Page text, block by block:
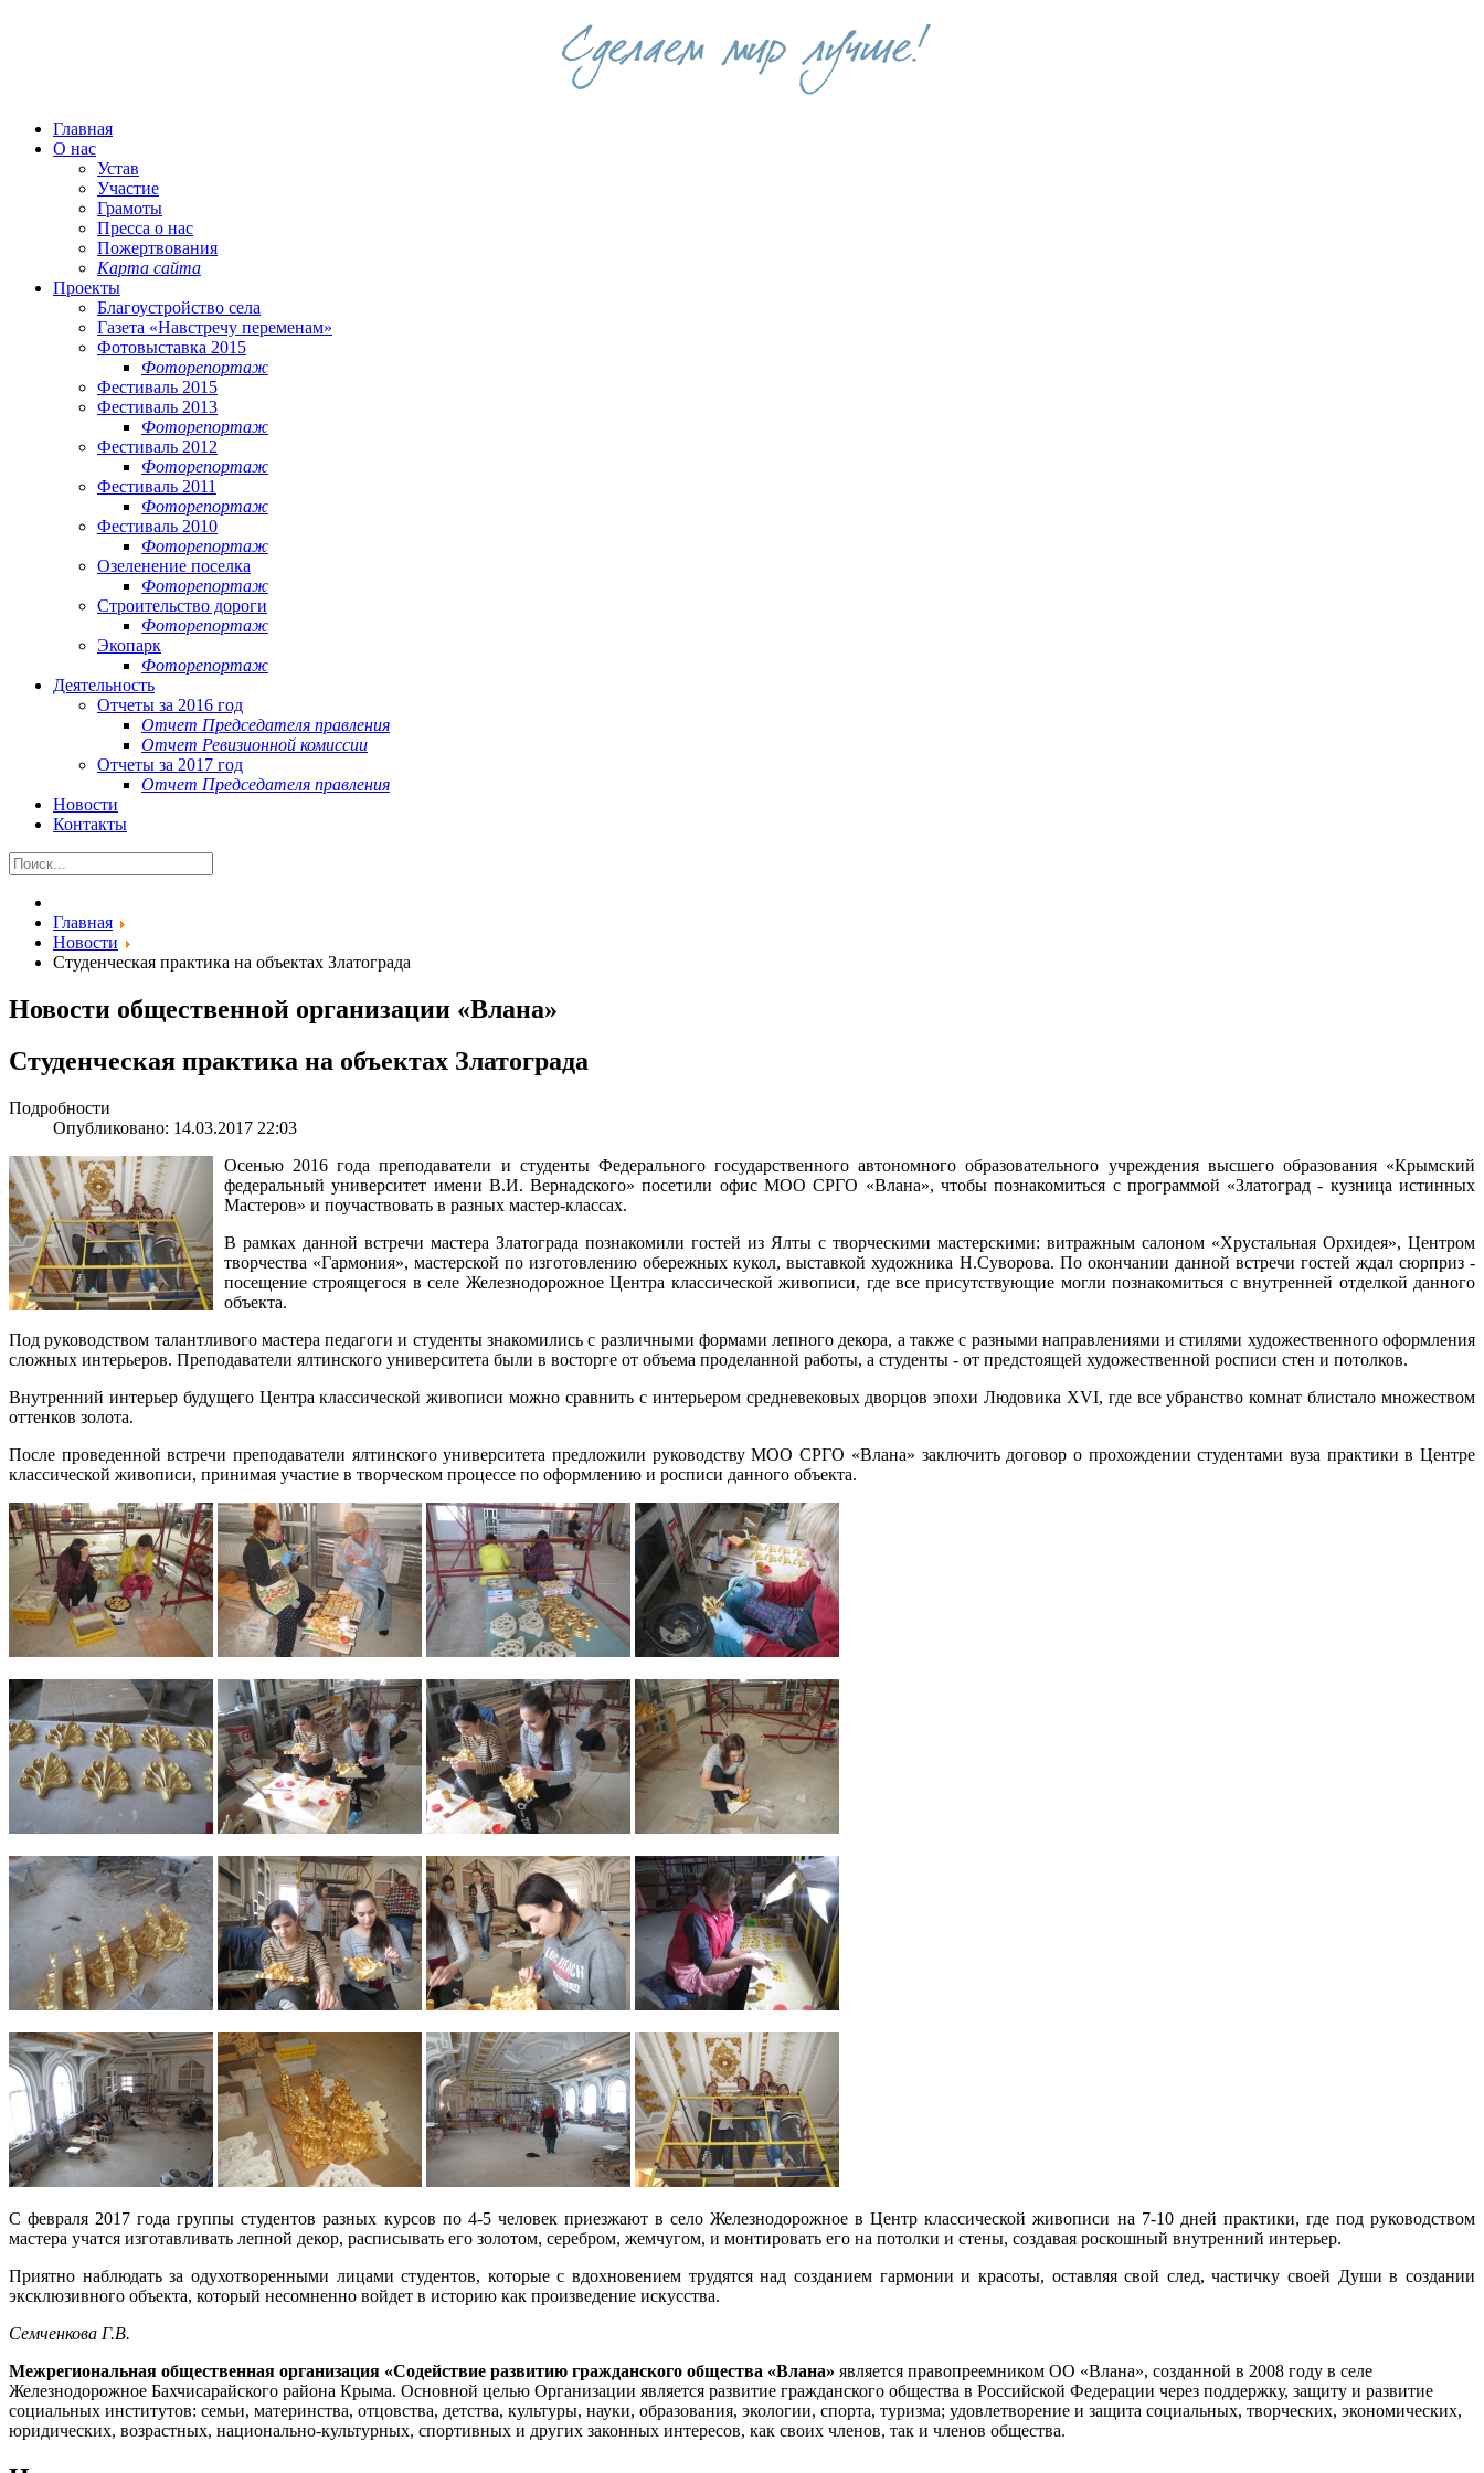
Главная
О нас
Устав
Участие
Грамоты
Пресса о нас
Пожертвования
Карта сайта
Проекты
Благоустройство села
Газета «Навстречу переменам»
Фотовыставка 2015
Фоторепортаж
Фестиваль 2015
Фестиваль 2013
Фоторепортаж
Фестиваль 2012
Фоторепортаж
Фестиваль 2011
Фоторепортаж
Фестиваль 2010
Фоторепортаж
Озеленение поселка
Фоторепортаж
Строительство дороги
Фоторепортаж
Экопарк
Фоторепортаж
Деятельность
Отчеты за 2016 год
Отчет Председателя правления
Отчет Ревизионной комиссии
Отчеты за 2017 год
Отчет Председателя правления
Новости
Контакты
Главная
Новости
Студенческая практика на объектах Златограда
Новости общественной организации «Влана»
Студенческая практика на объектах Златограда
Подробности
Опубликовано: 14.03.2017 22:03
Осенью 2016 года преподаватели и студенты Федерального государственного автономного образовательного учреждения высшего образования «Крымский
федеральный университет имени В.И. Вернадского» посетили офис МОО СРГО «Влана», чтобы познакомиться с программой «Златоград - кузница истинных
Мастеров» и поучаствовать в разных мастер-классах.
В рамках данной встречи мастера Златограда познакомили гостей из Ялты с творческими мастерскими: витражным салоном «Хрустальная Орхидея», Центром
творчества «Гармония», мастерской по изготовлению обережных кукол, выставкой художника Н.Суворова. По окончании данной встречи гостей ждал сюрприз -
посещение строящегося в селе Железнодорожное Центра классической живописи, где все присутствующие могли познакомиться с внутренней отделкой данного
объекта.
Под руководством талантливого мастера педагоги и студенты знакомились с различными формами лепного декора, а также с разными направлениями и стилями художественного оформления
сложных интерьеров. Преподаватели ялтинского университета были в восторге от объема проделанной работы, а студенты - от предстоящей художественной росписи стен и потолков.
Внутренний интерьер будущего Центра классической живописи можно сравнить с интерьером средневековых дворцов эпохи Людовика XVI, где все убранство комнат блистало множеством
оттенков золота.
После проведенной встречи преподаватели ялтинского университета предложили руководству МОО СРГО «Влана» заключить договор о прохождении студентами вуза практики в Центре
классической живописи, принимая участие в творческом процессе по оформлению и росписи данного объекта.
С февраля 2017 года группы студентов разных курсов по 4-5 человек приезжают в село Железнодорожное в Центр классической живописи на 7-10 дней практики, где под руководством
мастера учатся изготавливать лепной декор, расписывать его золотом, серебром, жемчугом, и монтировать его на потолки и стены, создавая роскошный внутренний интерьер.
Приятно наблюдать за одухотворенными лицами студентов, которые с вдохновением трудятся над созданием гармонии и красоты, оставляя свой след, частичку своей Души в создании
эксклюзивного объекта, который несомненно войдет в историю как произведение искусства.
Семченкова Г.В.
Межрегиональная общественная организация «Содействие развитию гражданского общества «Влана» является правопреемником ОО «Влана», созданной в 2008 году в селе
Железнодорожное Бахчисарайского района Крыма. Основной целью Организации является развитие гражданского общества в Российской Федерации через поддержку, защиту и развитие
социальных институтов: семьи, материнства, отцовства, детства, культуры, науки, образования, экологии, спорта, туризма; удовлетворение и защита социальных, творческих, экономических,
юридических, возрастных, национально-культурных, спортивных и других законных интересов, как своих членов, так и членов общества.